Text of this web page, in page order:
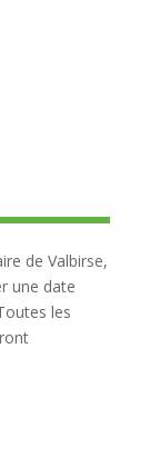
de Valbirse,
une date
les